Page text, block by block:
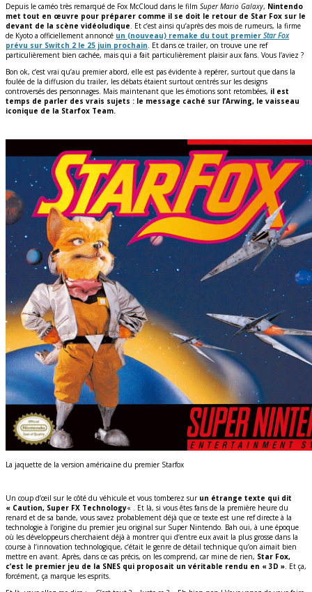
Depuis le caméo très remarqué de Fox McCloud dans le film Super Mario Galaxy, Nintendo
met tout en œuvre pour préparer comme il se doit le retour de Star Fox sur le
devant de la scène vidéoludique . Et c’est ainsi qu’après des mois de rumeurs, la firme
de Kyoto a officiellement annoncé un (nouveau) remake du tout premier Star Fox
prévu sur Switch 2 le 25 juin prochain . Et dans ce trailer, on trouve une ref
particulièrement bien cachée, mais qui a fait particulièrement plaisir aux fans. Vous l’aviez ?
Bon ok, c’est vrai qu’au premier abord, elle est pas évidente à repérer, surtout que dans la
foulée de la diffusion du trailer, les débats étaient surtout centrés sur les designs
controversés des personnages. Mais maintenant que les émotions sont retombées, il est
temps de parler des vrais sujets : le message caché sur l’Arwing, le vaisseau
iconique de la Starfox Team.
La jaquette de la version américaine du premier Starfox
Un coup d’œil sur le côté du véhicule et vous tomberez surun étrange texte qui dit
« Caution, Super FX Technology« . Et là, si vous êtes fans de la première heure du
renard et de sa bande, vous savez probablement déjà que ce texte est une ref directe à la
technologie à l’origine du premier jeu original sur Super Nintendo. Bah oui, à une époque
où les développeurs cherchaient déjà à montrer qui d’entre eux avait la plus grosse dans la
course à l’innovation technologique, c’était le genre de détail technique qu’on aimait bien
mettre en avant. Après, dans ce cas précis, on les comprend, car mine de rien, Star Fox,
c’est le premier jeu de la SNES qui proposait un véritable rendu en « 3D » . Et ça,
forcément, ça marque les esprits.